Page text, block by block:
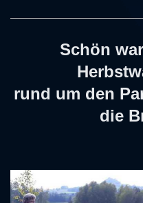
Schön
rund um den
die